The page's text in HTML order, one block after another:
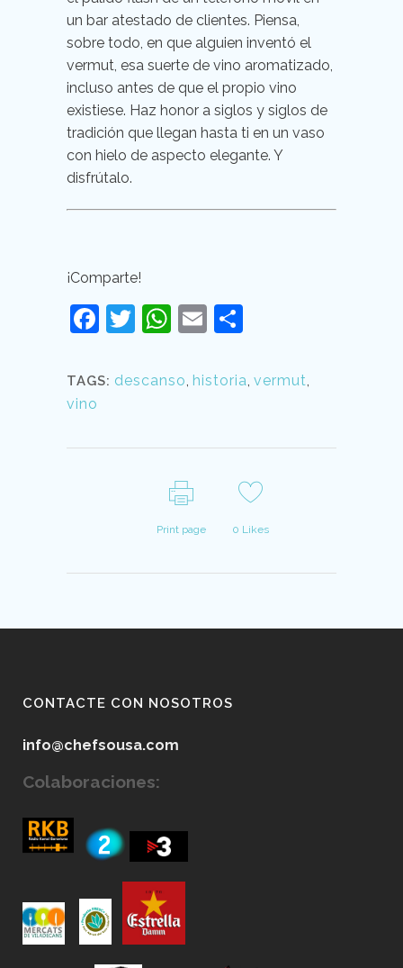
un bar atestado de clientes. Piensa,
sobre todo, en que alguien inventó el
vermut, esa suerte de vino aromatizado,
incluso antes de que el propio vino
existiese. Haz honor a siglos y siglos de
tradición que llegan hasta ti en un vaso
con hielo de aspecto elegante. Y
disfrútalo.
¡Comparte!
Facebook
Twitter
WhatsApp
Email
TAGS: descanso, historia, vermut,
vino
Print page 0 Likes
CONTACTE CON NOSOTROS
info@chefsousa.com
Colaboraciones: